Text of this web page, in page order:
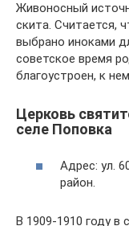
Живоносный
скита. Считается,
выбрано иноками
советское время
благоустроен, к
Церковь
селе Поповка
Адрес: ул.
район.
В 1909-1910 году в